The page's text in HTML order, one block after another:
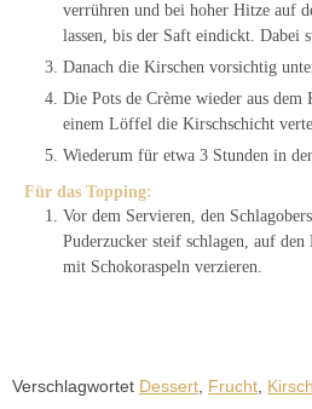
verrühren und bei hoher Hitze auf
lassen, bis der Saft eindickt. Dabei
Danach die Kirschen vorsichtig
Die Pots de Crème wieder aus
einem Löffel die Kirschschicht
Wiederum für etwa 3 Stunden in
Für das Topping:
Vor dem Servieren, den
Puderzucker steif schlagen, auf
mit Schokoraspeln verzieren.
Verschlagwortet Dessert, Frucht,